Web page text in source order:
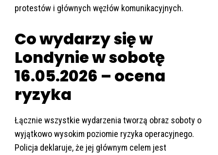
protestów i głównych węzłów komunikacyjnych.
Co wydarzy się w
Londynie w sobotę
16.05.2026 – ocena
ryzyka
Łącznie wszystkie wydarzenia tworzą obraz soboty o
wyjątkowo wysokim poziomie ryzyka operacyjnego.
Policja deklaruje, że jej głównym celem jest